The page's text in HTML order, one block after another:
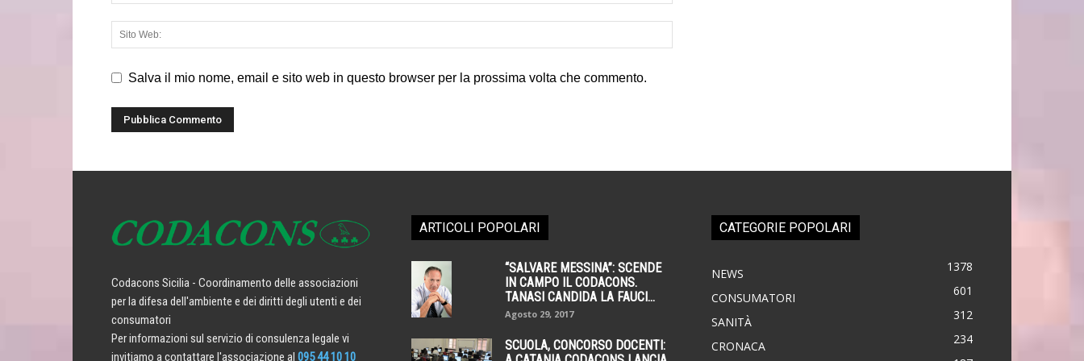
Salva il mio nome, email e sito web in questo browser per la prossima volta che commento.
Codacons Sicilia - Coordinamento delle associazioni
per la difesa dell'ambiente e dei diritti degli utenti e dei
consumatori
Per informazioni sul servizio di consulenza legale vi
invitiamo a contattare l'associazione al 095 44 10 10
ARTICOLI POPOLARI
“SALVARE MESSINA”: SCENDE
IN CAMPO IL CODACONS.
TANASI CANDIDA LA FAUCI...
Agosto 29, 2017
SCUOLA, CONCORSO DOCENTI:
CATEGORIE POPOLARI
NEWS 1378
CONSUMATORI 601
SANITÀ 312
CRONACA
234